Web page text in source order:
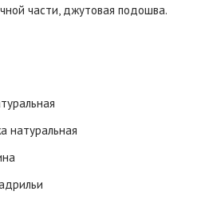
части, джутовая подошва.
натуральная